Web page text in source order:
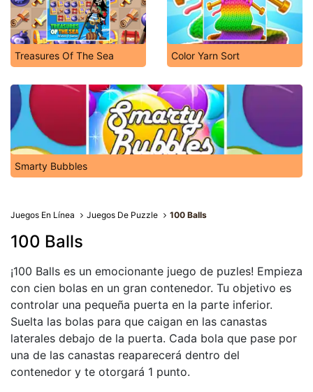
Treasures Of The Sea Color Yarn Sort
Smarty Bubbles
Juegos En Línea Juegos De Puzzle 100 Balls
100 Balls
¡100 Balls es un emocionante juego de puzles! Empieza
con cien bolas en un gran contenedor. Tu objetivo es
controlar una pequeña puerta en la parte inferior.
Suelta las bolas para que caigan en las canastas
laterales debajo de la puerta. Cada bola que pase por
una de las canastas reaparecerá dentro del
contenedor y te otorgará 1 punto.